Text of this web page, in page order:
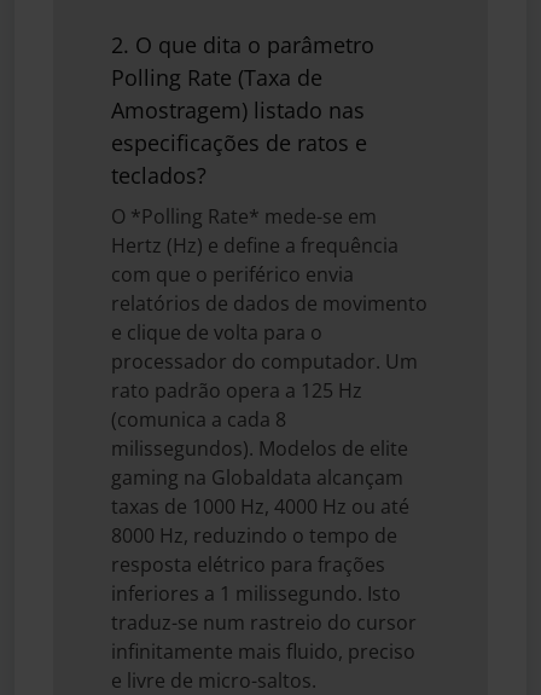
2. O que dita o parâmetro
Polling Rate (Taxa de
Amostragem) listado nas
especificações de ratos e
teclados?
O *Polling Rate* mede-se em
Hertz (Hz) e define a frequência
com que o periférico envia
relatórios de dados de movimento
e clique de volta para o
processador do computador. Um
rato padrão opera a 125 Hz
(comunica a cada 8
milissegundos). Modelos de elite
gaming na Globaldata alcançam
taxas de 1000 Hz, 4000 Hz ou até
8000 Hz, reduzindo o tempo de
resposta elétrico para frações
inferiores a 1 milissegundo. Isto
traduz-se num rastreio do cursor
infinitamente mais fluido, preciso
e livre de micro-saltos.